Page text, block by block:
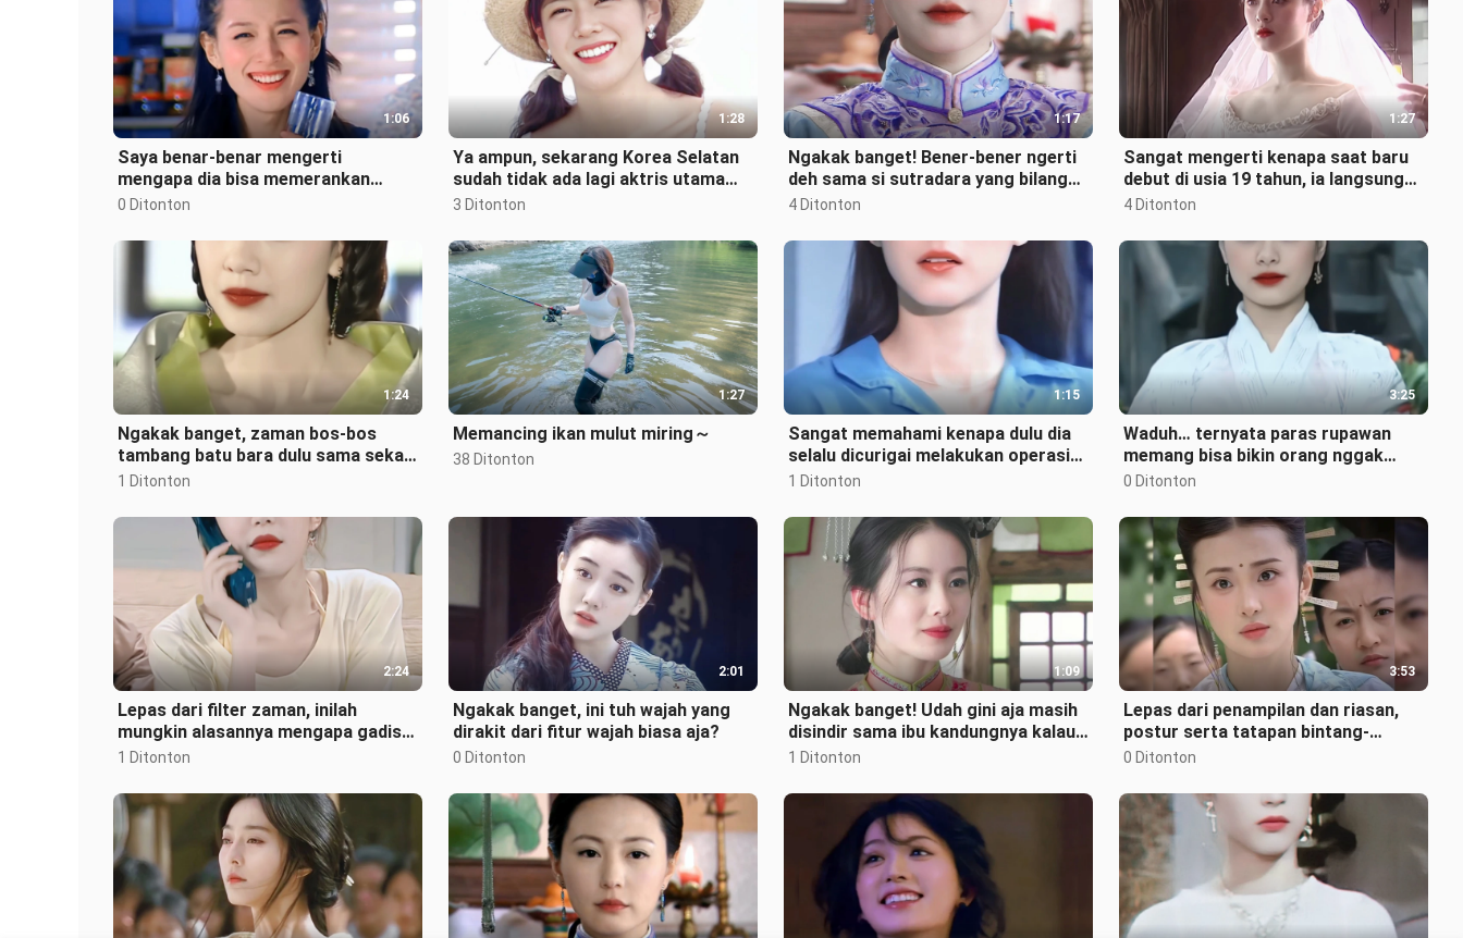
1:06
Saya benar‑benar mengerti
mengapa dia bisa memerankan
wanita cantik yang paling cantik!
0 Ditonton
1:28
Ya ampun, sekarang Korea Selatan
sudah tidak ada lagi aktris utama
seperti ini…
3 Ditonton
1:17
Ngakak banget! Bener-bener ngerti
deh sama si sutradara yang bilang
dia cantik banget sampai nggangg
4 Ditonton
1:27
Sangat mengerti kenapa saat baru
debut di usia 19 tahun, ia langsung
dipilih oleh Andy Lau dalam sek
4 Ditonton
1:24
Ngakak banget, zaman bos-bos
tambang batu bara dulu sama sekali
nggak khawatir sama anak-anak
1 Ditonton
1:27
Memancing ikan mulut miring～
38 Ditonton
1:15
Sangat memahami kenapa dulu dia
selalu dicurigai melakukan operasi
plastik.
1 Ditonton
3:25
Waduh… ternyata paras rupawan
memang bisa bikin orang nggak
perhatiin tinggi badan!
0 Ditonton
2:24
Lepas dari filter zaman, inilah
mungkin alasannya mengapa gadis
manis di masa itu sulit berkembang!
1 Ditonton
2:01
Ngakak banget, ini tuh wajah yang
dirakit dari fitur wajah biasa aja?
0 Ditonton
1:09
Ngakak banget! Udah gini aja masih
disindir sama ibu kandungnya kalau
gak keliatan cakep!
1 Ditonton
3:53
Lepas dari penampilan dan riasan,
postur serta tatapan bintang-
bintang masa lalu benar-benar
0 Ditonton